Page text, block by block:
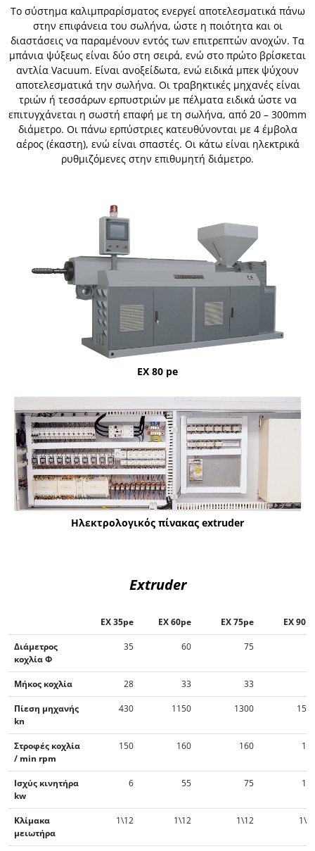
Το σύστημα καλιμπραρίσματος ενεργεί αποτελεσματικά πάνω
στην επιφάνεια του σωλήνα, ώστε η ποιότητα και οι
διαστάσεις να παραμένουν εντός των επιτρεπτών ανοχών. Τα
μπάνια ψύξεως είναι δύο στη σειρά, ενώ στο πρώτο βρίσκεται
αντλία Vacuum. Είναι ανοξείδωτα, ενώ ειδικά μπεκ ψύχουν
αποτελεσματικά την σωλήνα. Οι τραβηκτικές μηχανές είναι
τριών ή τεσσάρων ερπυστριών με πέλματα ειδικά ώστε να
επιτυγχάνεται η σωστή επαφή με τη σωλήνα, από 20 – 300mm
διάμετρο. Οι πάνω ερπύστριες κατευθύνονται με 4 έμβολα
αέρος (έκαστη), ενώ είναι σπαστές. Οι κάτω είναι ηλεκτρικά
ρυθμιζόμενες στην επιθυμητή διάμετρο.​
EX 80 pe
Ηλεκτρολογικός πίνακας extruder
Extruder
ΕΧ 35pe ΕΧ 60pe ΕΧ 75pe ΕΧ
Διάμετρος
κοχλία Φ
35 60 75
Μήκος κοχλία 28 33 33
Πίεση μηχανής
kn
430 1150 1300
Στροφές κοχλία
/ min rpm
150 160 160
Ισχύς κινητήρα
kw
6 55 75
Κλίμακα
μειωτήρα
1\12 1\12 1\12